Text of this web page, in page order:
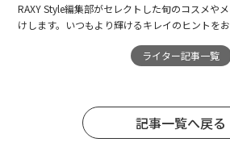
RAXY Style編集部がセレクトした旬のコスメや
けします。いつもより輝けるキレイのヒントを
ライター記事一覧
記事一覧へ戻る